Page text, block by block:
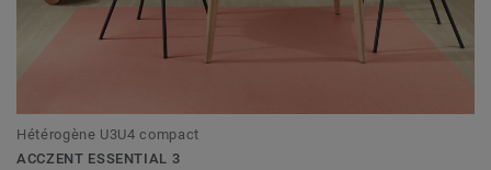
Hétérogène U3U4 compact
ACCZENT ESSENTIAL 3